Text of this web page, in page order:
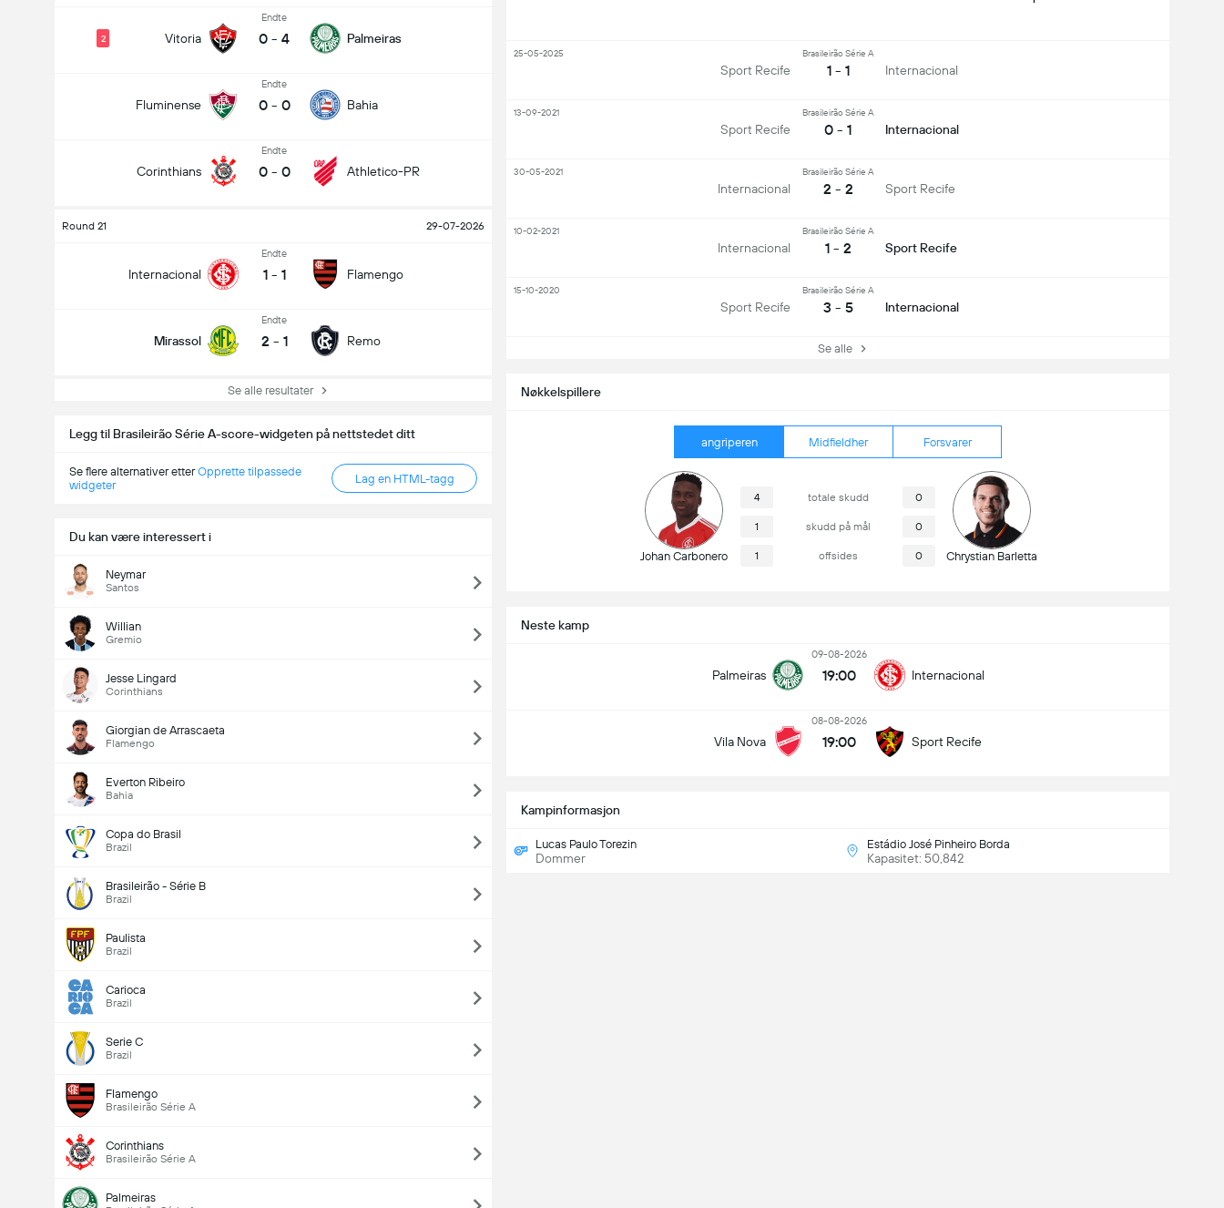
Vitoria
2
Endte
0 - 4 Palmeiras
Fluminense
Endte
0 - 0 Bahia
Corinthians
Endte
0 - 0 Athletico-PR
Round 21 29-07-2026
Internacional
Endte
1 - 1 Flamengo
Mirassol
Endte
2 - 1 Remo
Se alle resultater
Legg til Brasileirão Série A-score-widgeten på nettstedet ditt
Se flere alternativer etterOpprette tilpassede
widgeter
Lag en HTML-tagg
Du kan være interessert i
Neymar
Santos
Willian
Gremio
Jesse Lingard
Corinthians
Giorgian de Arrascaeta
Flamengo
Everton Ribeiro
Bahia
Copa do Brasil
Brazil
Brasileirão - Série B
Brazil
Paulista
Brazil
Carioca
Brazil
Serie C
Brazil
Flamengo
Brasileirão Série A
Corinthians
Brasileirão Série A
Palmeiras
Neste kamp
Palmeiras
09-08-2026
19:00 Internacional
Vila Nova
08-08-2026
19:00 Sport Recife
Nøkkelspillere
angriperen Midfieldher Forsvarer
Johan Carbonero
4 totale skudd 0
1 skudd på mål 0
1 offsides 0 Chrystian Barletta
Kampinformasjon
Lucas Paulo Torezin
Dommer
Estádio José Pinheiro Borda
Kapasitet: 50,842
Sport Recife
Brasileirão Série A
1 - 1 Internacional
25-05-2025
Sport Recife
Brasileirão Série A
0 - 1 Internacional
13-09-2021
Internacional
Brasileirão Série A
2 - 2 Sport Recife
30-05-2021
Internacional
Brasileirão Série A
1 - 2 Sport Recife
10-02-2021
Sport Recife
Brasileirão Série A
3 - 5 Internacional
15-10-2020
Se alle